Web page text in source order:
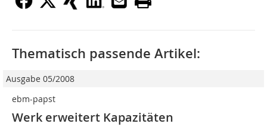
Thematisch passende Artikel:
Ausgabe 05/2008
ebm-papst
Werk erweitert Kapazitäten